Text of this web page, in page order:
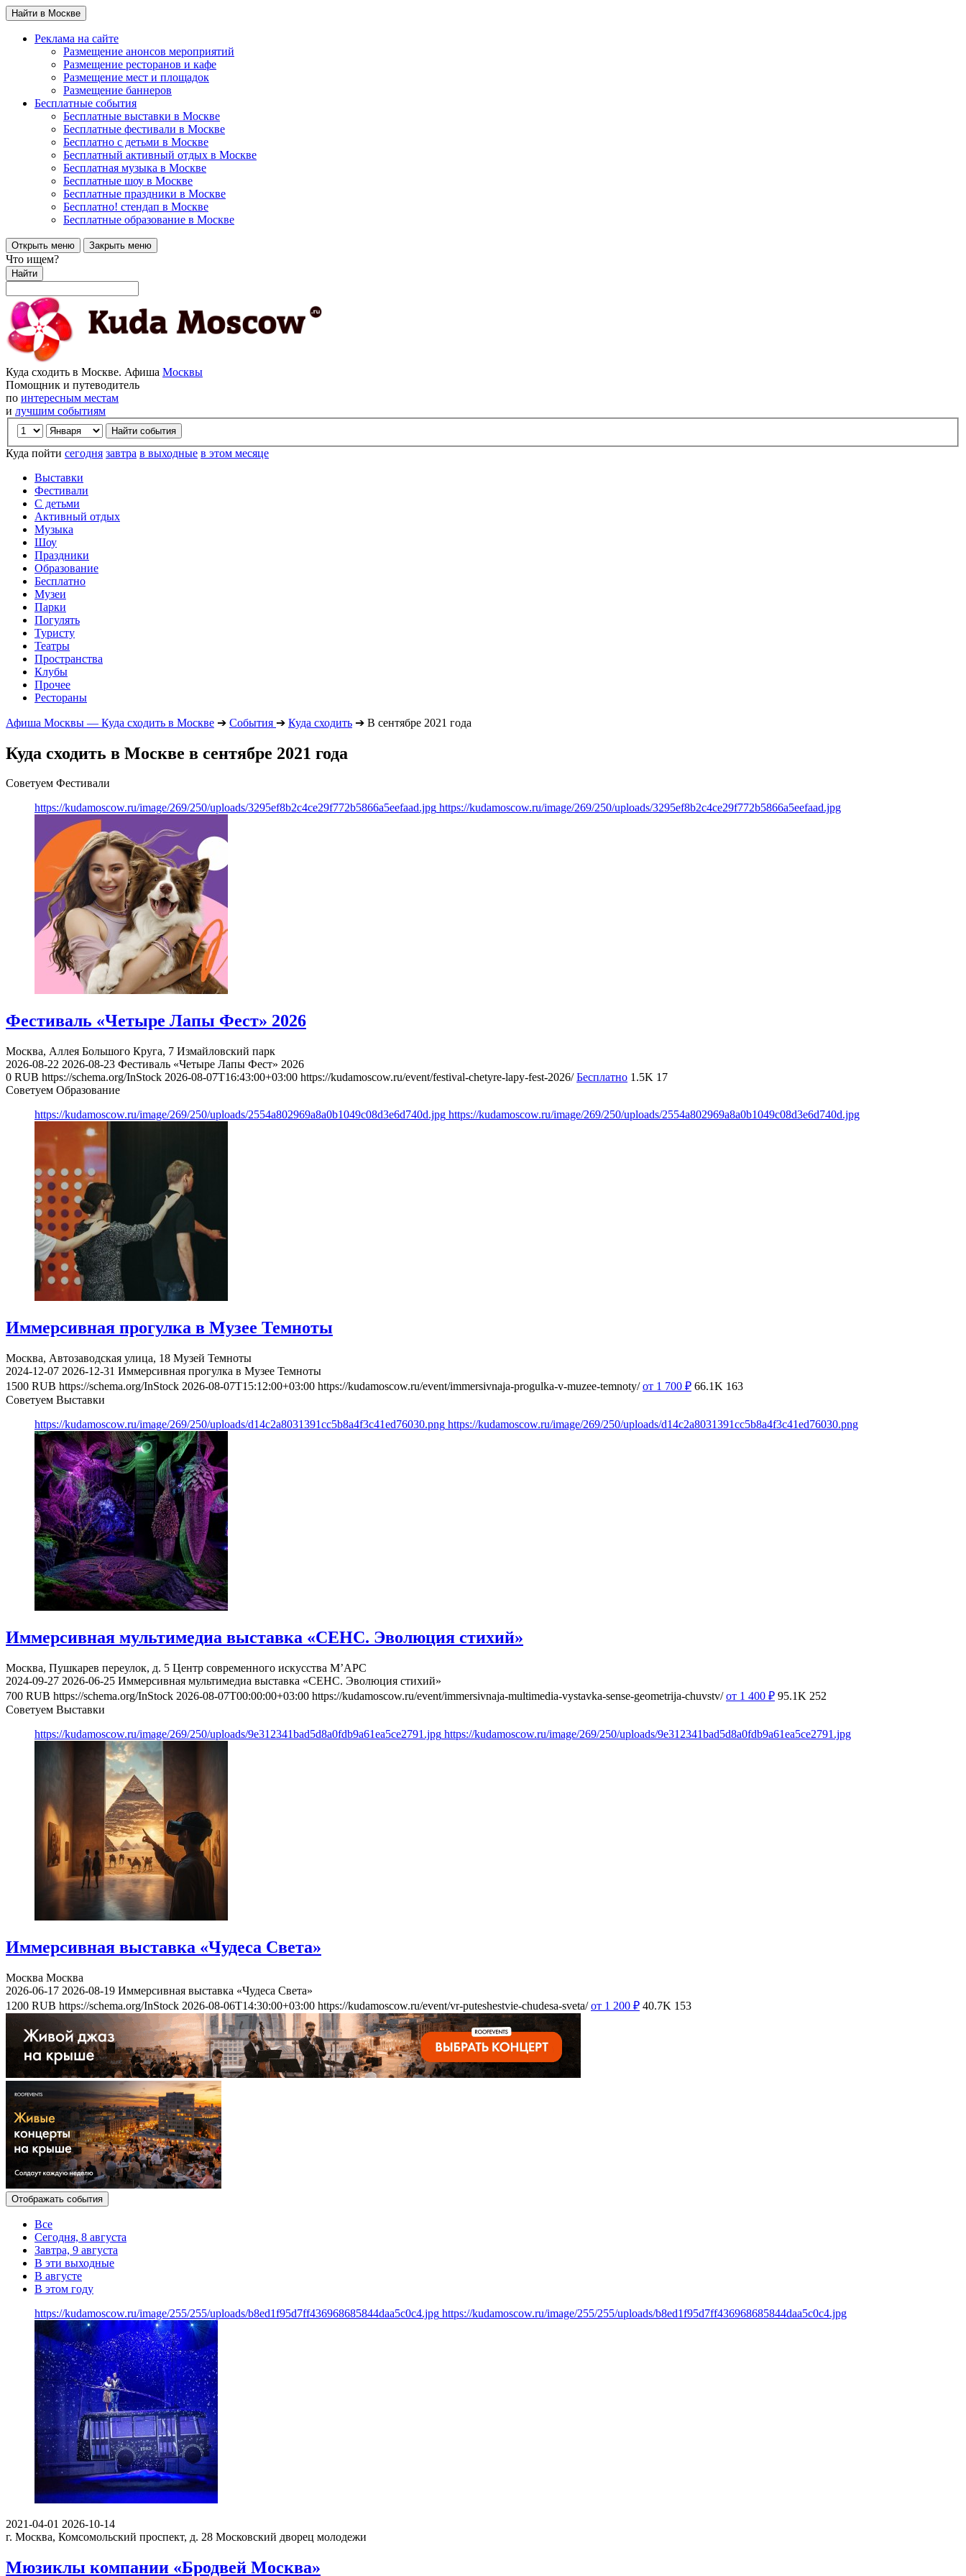
Найти в Москве
Реклама на сайте
Размещение анонсов мероприятий
Размещение ресторанов и кафе
Размещение мест и площадок
Размещение баннеров
Бесплатные события
Бесплатные выставки в Москве
Бесплатные фестивали в Москве
Бесплатно с детьми в Москве
Бесплатный активный отдых в Москве
Бесплатная музыка в Москве
Бесплатные шоу в Москве
Бесплатные праздники в Москве
Бесплатно! стендап в Москве
Бесплатные образование в Москве
Открыть меню Закрыть меню
Что ищем?
Найти
Куда сходить в Москве. Афиша Москвы
Помощник и путеводитель
по интересным местам
и лучшим событиям
Куда пойти сегодня завтра в выходные в этом месяце
Выставки
Фестивали
С детьми
Активный отдых
Музыка
Шоу
Праздники
Образование
Бесплатно
Музеи
Парки
Погулять
Туристу
Театры
Пространства
Клубы
Прочее
Рестораны
Афиша Москвы — Куда сходить в Москве ➔ События ➔ Куда сходить ➔ В сентябре 2021 года
Куда сходить в Москве в сентябре 2021 года
Советуем Фестивали
https://kudamoscow.ru/image/269/250/uploads/3295ef8b2c4ce29f772b5866a5eefaad.jpg https://kudamoscow.ru/image/269/250/uploads/3295ef8b2c4ce29f772b5866a5eefaad.jpg
Фестиваль «Четыре Лапы Фест» 2026
Москва, Аллея Большого Круга, 7 Измайловский парк
2026-08-22 2026-08-23 Фестиваль «Четыре Лапы Фест» 2026
0 RUB https://schema.org/InStock 2026-08-07T16:43:00+03:00 https://kudamoscow.ru/event/festival-chetyre-lapy-fest-2026/ Бесплатно 1.5K 17
Советуем Образование
https://kudamoscow.ru/image/269/250/uploads/2554a802969a8a0b1049c08d3e6d740d.jpg https://kudamoscow.ru/image/269/250/uploads/2554a802969a8a0b1049c08d3e6d740d.jpg
Иммерсивная прогулка в Музее Темноты
Москва, Автозаводская улица, 18 Музей Темноты
2024-12-07 2026-12-31 Иммерсивная прогулка в Музее Темноты
1500 RUB https://schema.org/InStock 2026-08-07T15:12:00+03:00 https://kudamoscow.ru/event/immersivnaja-progulka-v-muzee-temnoty/ от 1 700 ₽ 66.1K 163
Советуем Выставки
https://kudamoscow.ru/image/269/250/uploads/d14c2a8031391cc5b8a4f3c41ed76030.png https://kudamoscow.ru/image/269/250/uploads/d14c2a8031391cc5b8a4f3c41ed76030.png
Иммерсивная мультимедиа выставка «СЕНС. Эволюция стихий»
Москва, Пушкарев переулок, д. 5 Центр современного искусства М’АРС
2024-09-27 2026-06-25 Иммерсивная мультимедиа выставка «СЕНС. Эволюция стихий»
700 RUB https://schema.org/InStock 2026-08-07T00:00:00+03:00 https://kudamoscow.ru/event/immersivnaja-multimedia-vystavka-sense-geometrija-chuvstv/ от 1 400 ₽ 95.1K 252
Советуем Выставки
https://kudamoscow.ru/image/269/250/uploads/9e312341bad5d8a0fdb9a61ea5ce2791.jpg https://kudamoscow.ru/image/269/250/uploads/9e312341bad5d8a0fdb9a61ea5ce2791.jpg
Иммерсивная выставка «Чудеса Света»
Москва Москва
2026-06-17 2026-08-19 Иммерсивная выставка «Чудеса Света»
1200 RUB https://schema.org/InStock 2026-08-06T14:30:00+03:00 https://kudamoscow.ru/event/vr-puteshestvie-chudesa-sveta/ от 1 200 ₽ 40.7K 153
Отображать события
Все
Сегодня, 8 августа
Завтра, 9 августа
В эти выходные
В августе
В этом году
https://kudamoscow.ru/image/255/255/uploads/b8ed1f95d7ff436968685844daa5c0c4.jpg https://kudamoscow.ru/image/255/255/uploads/b8ed1f95d7ff436968685844daa5c0c4.jpg
2021-04-01 2026-10-14
г. Москва, Комсомольский проспект, д. 28 Московский дворец молодежи
Мюзиклы компании «Бродвей Москва»